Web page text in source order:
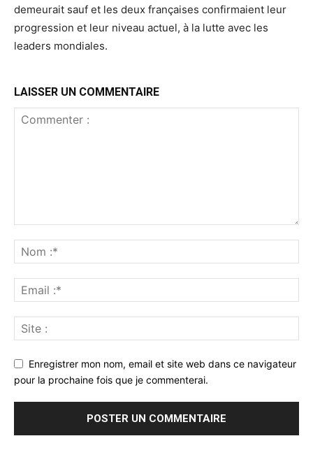
demeurait sauf et les deux françaises confirmaient leur
progression et leur niveau actuel, à la lutte avec les
leaders mondiales.
LAISSER UN COMMENTAIRE
Enregistrer mon nom, email et site web dans ce navigateur
pour la prochaine fois que je commenterai.